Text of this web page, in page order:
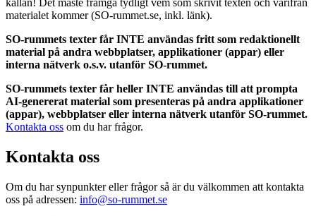
materialet kommer (SO-rummet.se, inkl. länk).
SO-rummets texter får INTE användas fritt som redaktionellt
material på andra webbplatser, applikationer (appar) eller
interna nätverk o.s.v. utanför SO-rummet.
SO-rummets texter får heller INTE användas till att prompta
AI-genererat material som presenteras på andra applikationer
(appar), webbplatser eller interna nätverk utanför SO-rummet.
Kontakta oss om du har frågor.
Kontakta oss
Om du har synpunkter eller frågor så är du välkommen att kontakta
oss på adressen: info@so-rummet.se